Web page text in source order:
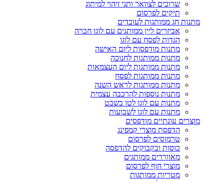
שרוכים לצוואר ותגי זיהוי למיתוג
תיקים לפרסום
מתנות חג ממותגות לעובדים
אביזרים ליין ממותגים עם לוגו חברה
הגדות לפסח עם לוגו
מתנות מודפסות ליום האישה
מתנות ממותגות לחנוכה
מתנות ממותגות ליום העצמאות
מתנות ממותגות לפסח
מתנות ממותגות לראש השנה
מתנות נוספות להרכבה עצמית
מתנות עם לוגו לטו בשבט
מתנות עם לוגו לשבועות
מוצרים עונתיים מודפסים
הדפסת מוצרי קמפינג
טרמוסים לפרסום
כוסות ובקבוקים להדפסה
מאווררים ממותגים
מוצרי חוף לפרסום
מטריות ממותגות